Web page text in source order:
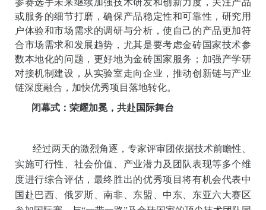
比赛现场精彩纷呈，众多选手携带项目原型机亮相，
充分展现了中国青年在科技创新领域的探索精神与创造
活力。在比赛过程中，各参赛队伍展现出了较高的专业
素养和创新精神。从项目的创意构思到具体实施，从技
术的研发应用到成果展示，每一个参赛作品都展现出了
卓越的技术水平，及较高的实用性和市场潜力，为行业
发展提供了新的思路和方向。
参赛选手未来继续加强技术研发和创新力度，关注产品
或服务的细节打磨，确保产品稳定性和可靠性，研究用
户体验和市场需求的调研与分析，使自己的产品更加符
合市场需求和发展趋势，尤其是要考虑金砖国家技术参
数本地化的问题，更好地为金砖国家服务；加强产学研